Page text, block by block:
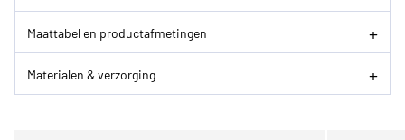
Maattabel en productafmetingen
Materialen & verzorging